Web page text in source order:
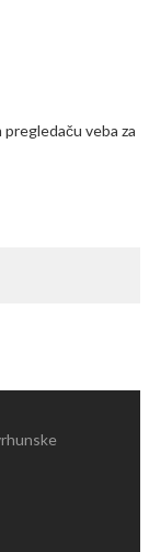
veba za